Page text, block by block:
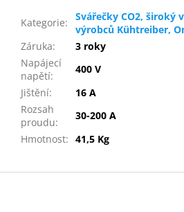
Kategorie:
Svářečky CO2, široký
výrobců Kühtreiber,
Záruka:
3 roky
Napájecí
napětí:
400 V
Jištění:
16 A
Rozsah
proudu:
30-200 A
Hmotnost: 41,5 Kg
Z